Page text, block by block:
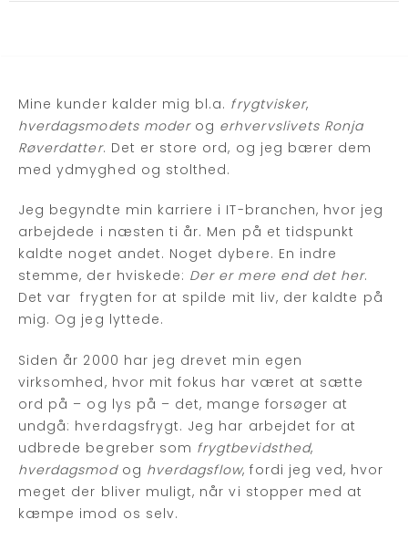
Mine kunder kalder mig bl.a. frygtvisker,
hverdagsmodets moderog erhvervslivets Ronja
Røverdatter. Det er store ord, og jeg bærer dem
med ydmyghed og stolthed.
Jeg begyndte min karriere i IT-branchen, hvor jeg
arbejdede i næsten ti år. Men på et tidspunkt
kaldte noget andet. Noget dybere. En indre
stemme, der hviskede: Der er mere end det her.
Det var frygten for at spilde mit liv, der kaldte på
mig. Og jeg lyttede.
Siden år 2000 har jeg drevet min egen
virksomhed, hvor mit fokus har været at sætte
ord på – og lys på – det, mange forsøger at
undgå: hverdagsfrygt. Jeg har arbejdet for at
udbrede begreber som frygtbevidsthed,
hverdagsmodog hverdagsflow, fordi jeg ved, hvor
meget der bliver muligt, når vi stopper med at
kæmpe imod os selv.